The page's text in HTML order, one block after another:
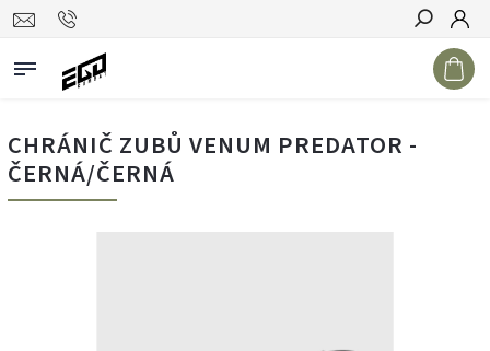
Hledat
CHRÁNIČ ZUBŮ VENUM PREDATOR -
ČERNÁ/ČERNÁ